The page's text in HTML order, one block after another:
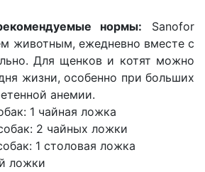
нормы: Sanofor
животным, ежедневно вместе с
Для щенков и котят можно
жизни, особенно при больших
анемии.
1 чайная ложка
2 чайных ложки
1 столовая ложка
ложки